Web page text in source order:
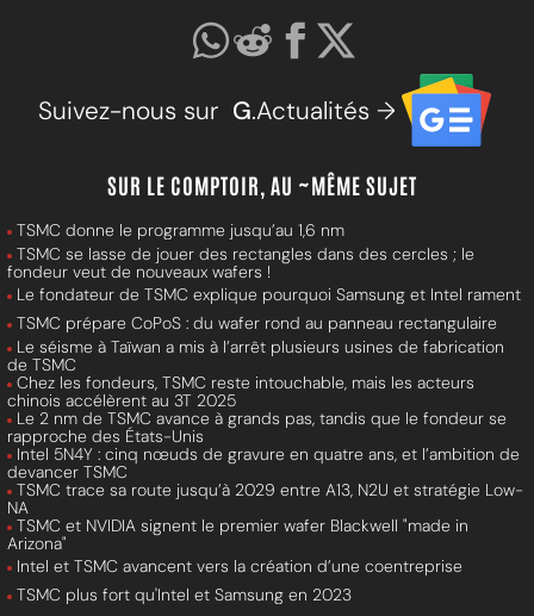
Suivez-nous sur G.Actualités →
SUR LE COMPTOIR, AU ~MÊME SUJET
TSMC donne le programme jusqu’au 1,6 nm
TSMC se lasse de jouer des rectangles dans des cercles ; le
fondeur veut de nouveaux wafers !
Le fondateur de TSMC explique pourquoi Samsung et Intel rament
TSMC prépare CoPoS : du wafer rond au panneau rectangulaire
Le séisme à Taïwan a mis à l’arrêt plusieurs usines de fabrication
de TSMC
Chez les fondeurs, TSMC reste intouchable, mais les acteurs
chinois accélèrent au 3T 2025
Le 2 nm de TSMC avance à grands pas, tandis que le fondeur se
rapproche des États-Unis
Intel 5N4Y : cinq nœuds de gravure en quatre ans, et l’ambition de
devancer TSMC
TSMC trace sa route jusqu’à 2029 entre A13, N2U et stratégie Low-
NA
TSMC et NVIDIA signent le premier wafer Blackwell "made in
Arizona"
Intel et TSMC avancent vers la création d’une coentreprise
TSMC plus fort qu'Intel et Samsung en 2023